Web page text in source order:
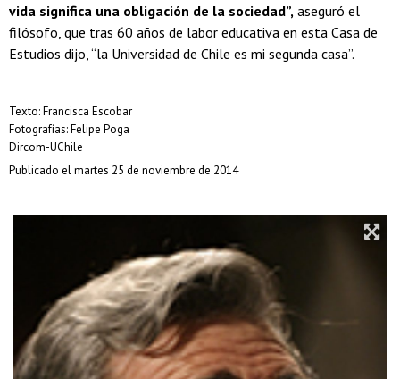
vida significa una obligación de la sociedad”, aseguró el
filósofo, que tras 60 años de labor educativa en esta Casa de
Estudios dijo, “la Universidad de Chile es mi segunda casa”.
Texto: Francisca Escobar
Fotografías: Felipe Poga
Dircom-UChile
Publicado el martes 25 de noviembre de 2014